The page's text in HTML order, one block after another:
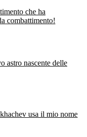
che ha
combattimento!
astro nascente delle
usa il mio nome